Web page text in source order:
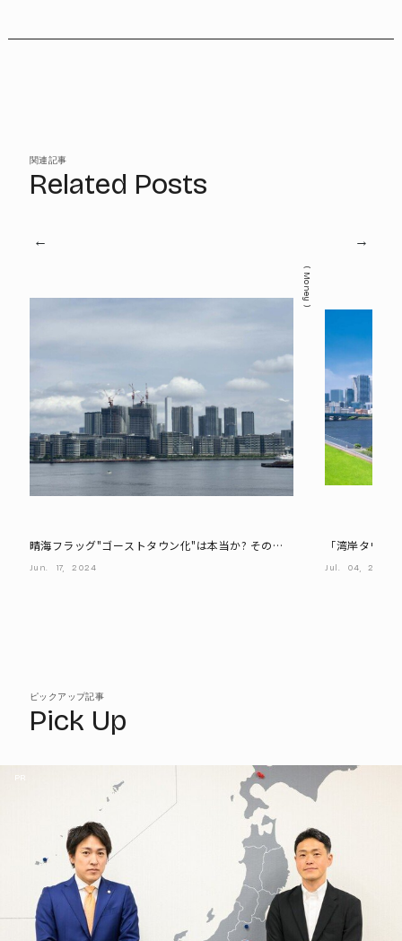
関連記事
Related Posts
Money
晴海フラッグ"ゴーストタウン化"は本当か? その背
景を冷静に分析する
Jun. 17, 2024
「湾岸タワマ
これだけの理
Jul. 04, 2024
ピックアップ記事
Pick Up
PR